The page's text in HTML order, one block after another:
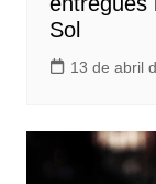
Sol
13 de abril